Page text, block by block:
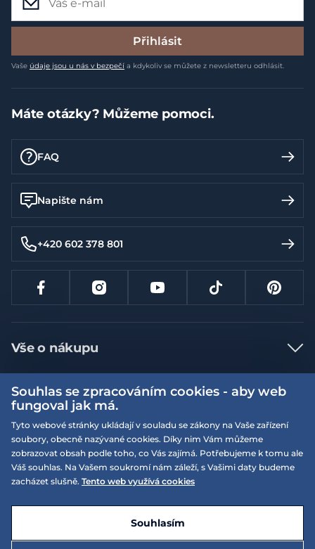
Přihlásit
Vaše údaje jsou u nás v bezpečí a kdykoliv se můžete z newsletteru odhlásit.
Máte otázky? Můžeme pomoci.
FAQ
Napište nám
+420 602 378 801
Vše o nákupu
Jak nakupovat
Nejčastější dotazy
Doprava a platba
Vrácení a výměna zboží
Reklamace
Více informací
Obchodní podmínky
Podmínky EQS věrnostního klubu
On-line katalogy
Dotace
Naše prodejny
EQS Rudná
Souhlas se zpracováním cookies - aby web
fungoval jak má.
Tyto webové stránky ukládají v souladu se zákony na Vaše zařízení
soubory, obecně nazývané cookies. Díky nim Vám můžeme
zobrazovat obsah podle toho, co Vás zajímá. Potřebujeme k tomu ale
Váš souhlas. Na Vašem soukromí nám záleží, s Vašimi daty budeme
zacházet slušně. Tento web využívá cookies
Souhlasím